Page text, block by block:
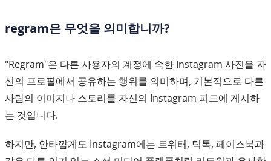
regram은 무엇을 의미합니까?
"Regram"은 다른 사용자의 계정에 속한 Instagram 사진을 자
신의 프로필에서 공유하는 행위를 의미하며, 기본적으로 다른
사람의 이미지나 스토리를 자신의 Instagram 피드에 게시하
는 것입니다.
하지만, 안타깝게도 Instagram에는 트위터, 틱톡, 페이스북과